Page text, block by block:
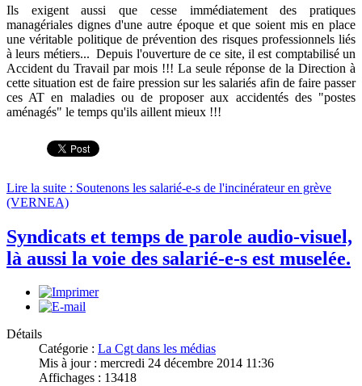
Ils exigent aussi que cesse immédiatement des pratiques
managériales dignes d'une autre époque et que soient mis en place
une véritable politique de prévention des risques professionnels liés
à leurs métiers... Depuis l'ouverture de ce site, il est comptabilisé un
Accident du Travail par mois !!! La seule réponse de la Direction à
cette situation est de faire pression sur les salariés afin de faire passer
ces AT en maladies ou de proposer aux accidentés des "postes
aménagés" le temps qu'ils aillent mieux !!!
Lire la suite : Soutenons les salarié-e-s de l'incinérateur en grève
(VERNEA)
Syndicats et temps de parole audio-visuel,
là aussi la voie des salarié-e-s est muselée.
Détails
Catégorie : La Cgt dans les médias
Mis à jour : mercredi 24 décembre 2014 11:36
Affichages : 13418